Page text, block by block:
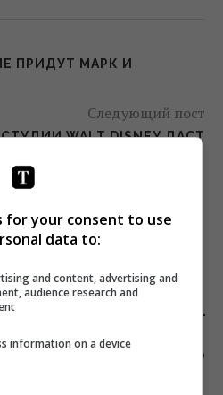
ПРИДУТ МАРК И
Следующий пост
WALT DISNEY ДАСТ
СМИ раскрыли, кто
от дрона в
for your consent to use
data to:
and content, advertising and
audience research and
information on a device